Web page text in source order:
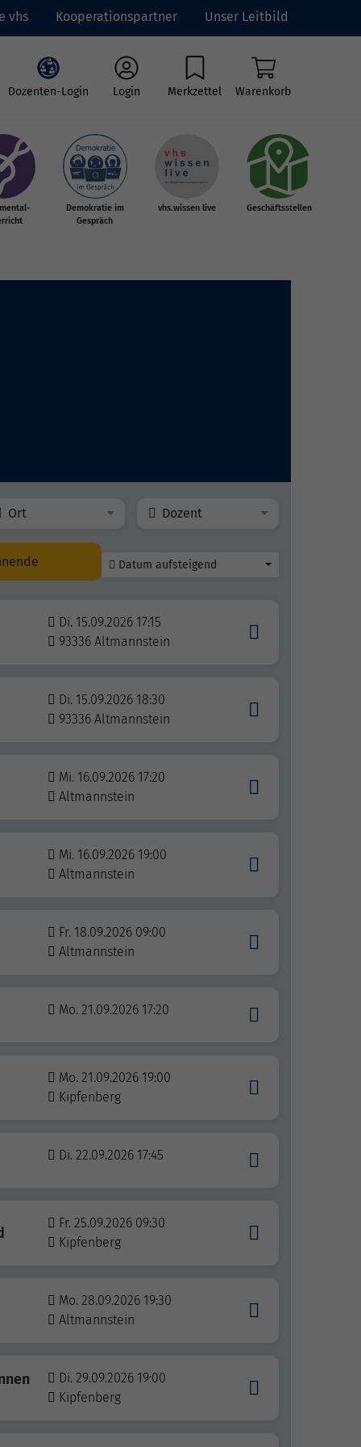
vhs Kooperationspartner Unser Leitbild
Dozenten-Login Login Merkzettel Warenkorb
Demokratie im
Gespräch
vhs.wissen live Geschäftsstellen
Ort Dozent
Datum aufsteigend
Di. 15.09.2026 17:15
93336 Altmannstein
Di. 15.09.2026 18:30
93336 Altmannstein
Mi. 16.09.2026 17:20
Altmannstein
Mi. 16.09.2026 19:00
Altmannstein
Fr. 18.09.2026 09:00
Altmannstein
Mo. 21.09.2026 17:20
Mo. 21.09.2026 19:00
Kipfenberg
Di. 22.09.2026 17:45
Fr. 25.09.2026 09:30
Kipfenberg
Mo. 28.09.2026 19:30
Altmannstein
Di. 29.09.2026 19:00
Kipfenberg